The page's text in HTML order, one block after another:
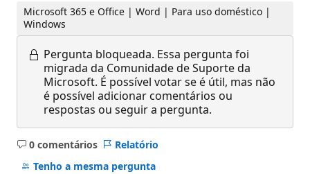
Microsoft 365 e Office | Word | Para uso doméstico |
Windows
Pergunta bloqueada. Essa pergunta foi
migrada da Comunidade de Suporte da
Microsoft. É possível votar se é útil, mas não
é possível adicionar comentários ou
respostas ou seguir a pergunta.
0 comentários
Sem
comentários
Relatório
Tenho a mesma pergunta